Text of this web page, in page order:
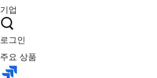
기업
로그인
주요 상품